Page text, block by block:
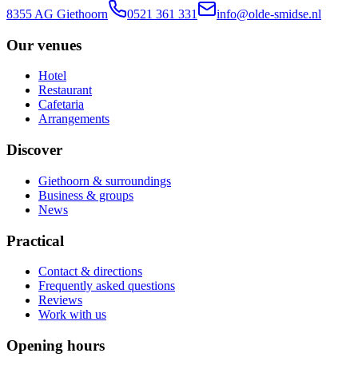
8355 AG Giethoorn
0521 361 331 info@olde-smidse.nl
Our venues
Hotel
Restaurant
Cafetaria
Arrangements
Discover
Giethoorn & surroundings
Business & groups
News
Practical
Contact & directions
Frequently asked questions
Reviews
Work with us
Opening hours